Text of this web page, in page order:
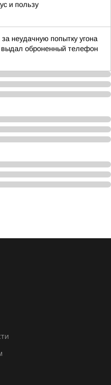
и пользу
неудачную попытку угона
выдал оброненный телефон